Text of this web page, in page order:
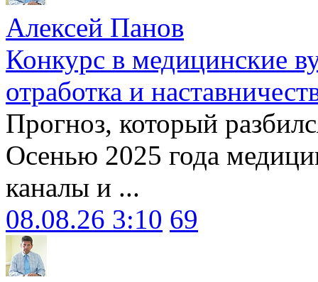
Алексей Панов
Конкурс в медицинские
отработка и
Прогноз, который
Осенью 2025 года
каналы и ...
08.08.26 3:10 69